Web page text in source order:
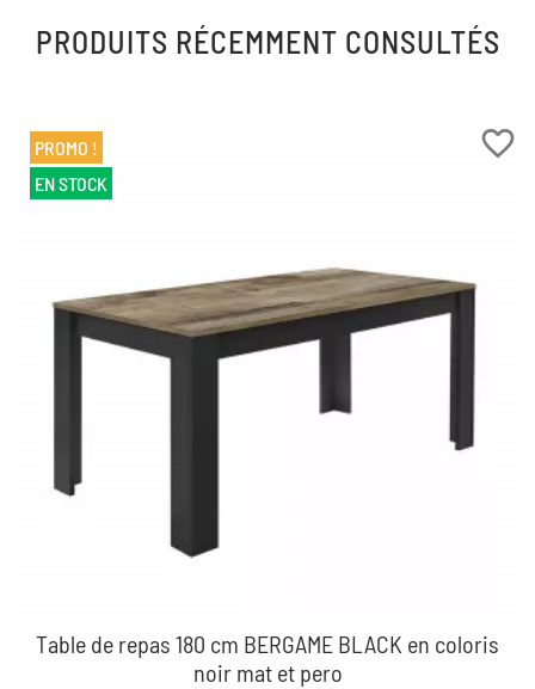
PRODUITS RÉCEMMENT CONSULTÉS
favorite_border
Table de repas 180 cm BERGAME BLACK en coloris
noir mat et pero
PROMO !
EN STOCK